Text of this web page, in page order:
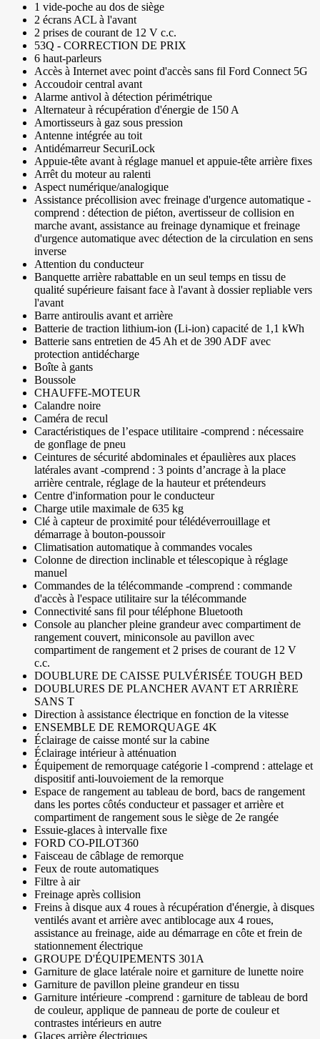
1 vide-poche au dos de siège
2 écrans ACL à l'avant
2 prises de courant de 12 V c.c.
53Q - CORRECTION DE PRIX
6 haut-parleurs
Accès à Internet avec point d'accès sans fil Ford Connect 5G
Accoudoir central avant
Alarme antivol à détection périmétrique
Alternateur à récupération d'énergie de 150 A
Amortisseurs à gaz sous pression
Antenne intégrée au toit
Antidémarreur SecuriLock
Appuie-tête avant à réglage manuel et appuie-tête arrière fixes
Arrêt du moteur au ralenti
Aspect numérique/analogique
Assistance précollision avec freinage d'urgence automatique -
comprend : détection de piéton, avertisseur de collision en
marche avant, assistance au freinage dynamique et freinage
d'urgence automatique avec détection de la circulation en sens
inverse
Attention du conducteur
Banquette arrière rabattable en un seul temps en tissu de
qualité supérieure faisant face à l'avant à dossier repliable vers
l'avant
Barre antiroulis avant et arrière
Batterie de traction lithium-ion (Li-ion) capacité de 1,1 kWh
Batterie sans entretien de 45 Ah et de 390 ADF avec
protection antidécharge
Boîte à gants
Boussole
CHAUFFE-MOTEUR
Calandre noire
Caméra de recul
Caractéristiques de l’espace utilitaire -comprend : nécessaire
de gonflage de pneu
Ceintures de sécurité abdominales et épaulières aux places
latérales avant -comprend : 3 points d’ancrage à la place
arrière centrale, réglage de la hauteur et prétendeurs
Centre d'information pour le conducteur
Charge utile maximale de 635 kg
Clé à capteur de proximité pour télédéverrouillage et
démarrage à bouton-poussoir
Climatisation automatique à commandes vocales
Colonne de direction inclinable et télescopique à réglage
manuel
Commandes de la télécommande -comprend : commande
d'accès à l'espace utilitaire sur la télécommande
Connectivité sans fil pour téléphone Bluetooth
Console au plancher pleine grandeur avec compartiment de
rangement couvert, miniconsole au pavillon avec
compartiment de rangement et 2 prises de courant de 12 V
c.c.
DOUBLURE DE CAISSE PULVÉRISÉE TOUGH BED
DOUBLURES DE PLANCHER AVANT ET ARRIÈRE
SANS T
Direction à assistance électrique en fonction de la vitesse
ENSEMBLE DE REMORQUAGE 4K
Éclairage de caisse monté sur la cabine
Éclairage intérieur à atténuation
Équipement de remorquage catégorie l -comprend : attelage et
dispositif anti-louvoiement de la remorque
Espace de rangement au tableau de bord, bacs de rangement
dans les portes côtés conducteur et passager et arrière et
compartiment de rangement sous le siège de 2e rangée
Essuie-glaces à intervalle fixe
FORD CO-PILOT360
Faisceau de câblage de remorque
Feux de route automatiques
Filtre à air
Freinage après collision
Freins à disque aux 4 roues à récupération d'énergie, à disques
ventilés avant et arrière avec antiblocage aux 4 roues,
assistance au freinage, aide au démarrage en côte et frein de
stationnement électrique
GROUPE D'ÉQUIPEMENTS 301A
Garniture de glace latérale noire et garniture de lunette noire
Garniture de pavillon pleine grandeur en tissu
Garniture intérieure -comprend : garniture de tableau de bord
de couleur, applique de panneau de porte de couleur et
contrastes intérieurs en autre
Glaces arrière électriques